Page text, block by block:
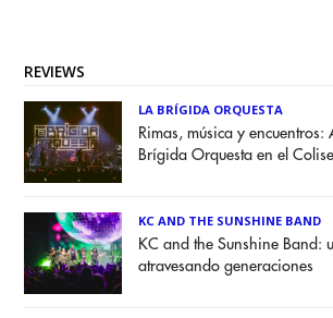
REVIEWS
LA BRÍGIDA ORQUESTA
Rimas, música y
Brígida Orquesta en el
KC AND THE SUNSHINE BAND
KC and the Sunshine Band:
atravesando generaciones